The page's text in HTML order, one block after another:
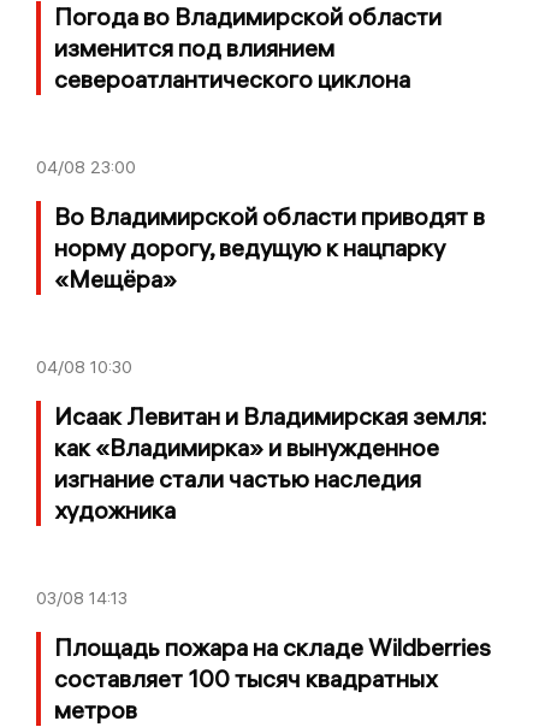
Погода во Владимирской области
изменится под влиянием
североатлантического циклона
04/08 23:00
Во Владимирской области приводят в
норму дорогу, ведущую к нацпарку
«Мещёра»
04/08 10:30
Исаак Левитан и Владимирская земля:
как «Владимирка» и вынужденное
изгнание стали частью наследия
художника
03/08 14:13
Площадь пожара на складе Wildberries
составляет 100 тысяч квадратных
метров